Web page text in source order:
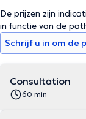
De prijzen zijn
in functie van de
Schrijf u in om de
Consultation
60 min